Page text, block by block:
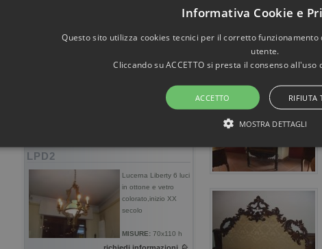
OGGETTISTICA
QUADRI E SPECCHIERE
LPD2
Lucerna Liberty 6 luci
in ottone e vetro
colorato,inizio XX
secolo
MISURE: 70x110 h
Informativa Cookie e
Questo sito utilizza cookies tecnici per il corretto
utente.
Cliccando su ACCETTO si presta il consenso all'uso
ACCETTO RIFIUTA
MOSTRA DETTAGLI
STRETTAMENTE NECESSARI E
Strettamente necessari e
I cookie strettamente necessari consentono funzionalità del sito Web principale come